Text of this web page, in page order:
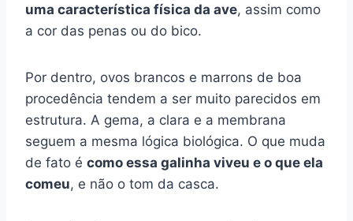
uma característica física da ave, assim como
a cor das penas ou do bico.
Por dentro, ovos brancos e marrons de boa
procedência tendem a ser muito parecidos em
estrutura. A gema, a clara e a membrana
seguem a mesma lógica biológica. O que muda
de fato é como essa galinha viveu e o que ela
comeu, e não o tom da casca.